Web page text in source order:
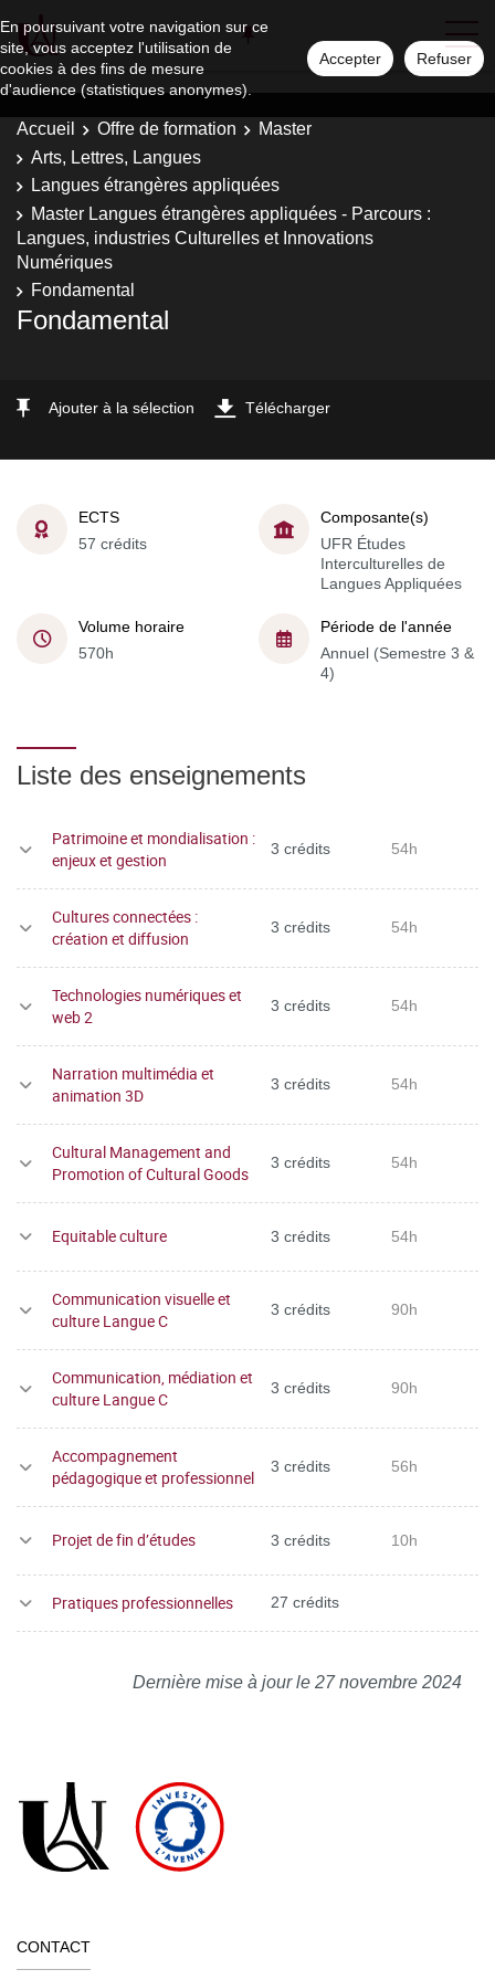
En poursuivant votre navigation sur ce
site, vous acceptez l'utilisation de
cookies à des fins de mesure
d'audience (statistiques anonymes).
Accepter Refuser
Accueil Offre de formation
Master
Arts, Lettres, Langues
Langues étrangères appliquées
Master Langues étrangères appliquées - Parcours :
Langues, industries Culturelles et Innovations
Numériques
Fondamental
Fondamental
Ajouter à la sélection Télécharger
ECTS
57 crédits
Composante(s)
UFR Études
Interculturelles de
Langues Appliquées
Volume horaire
570h
Période de l'année
Annuel (Semestre 3 &
4)
Liste des enseignements
Patrimoine et mondialisation :
enjeux et gestion
3 crédits 54h
Cultures connectées :
création et diffusion
3 crédits 54h
Technologies numériques et
web 2
3 crédits 54h
Narration multimédia et
animation 3D
3 crédits 54h
Cultural Management and
Promotion of Cultural Goods
3 crédits 54h
Equitable culture 3 crédits 54h
Communication visuelle et
culture Langue C
3 crédits 90h
Communication, médiation et
culture Langue C
3 crédits 90h
Accompagnement
pédagogique et professionnel
3 crédits 56h
Projet de fin d’études 3 crédits 10h
Pratiques professionnelles 27 crédits
Dernière mise à jour le 27 novembre 2024
CONTACT